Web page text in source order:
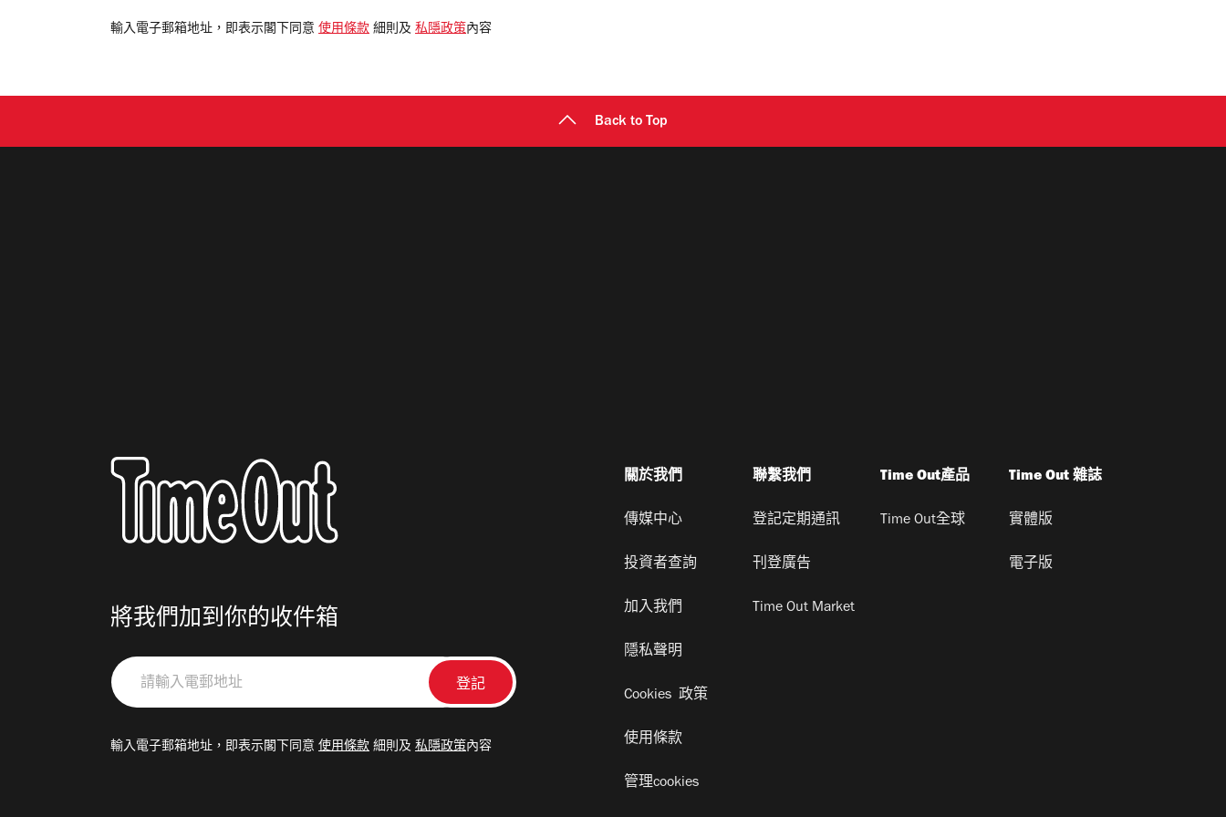
電
輸入電子郵箱地址，即表示閣下同意 使用條款 細則及 私隱政策 內容
Back to Top
將我們加到你的收件箱
請
輸
郵
輸入電子郵箱地址，即表示閣下同意 使用條款 細則及 私隱政策內容
關於我們
傳媒中心
投資者查詢
加入我們
隱私聲明
Cookies 政策
使用條款
管理cookies
聯繫我們
登記定期通訊
刊登廣告
Time Out Market
Time Out產品
Time Out全球
Time Out 雜誌
實體版
電子版